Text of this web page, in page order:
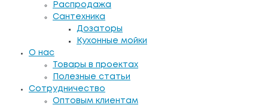
Распродажа
Сантехника
Дозаторы
Кухонные мойки
О нас
Товары в проектах
Полезные статьи
Сотрудничество
Оптовым клиентам